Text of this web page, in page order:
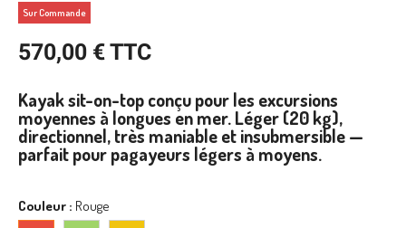
Sur Commande
570,00 € TTC
Kayak sit-on-top conçu pour les excursions
moyennes à longues en mer. Léger (20 kg),
directionnel, très maniable et insubmersible —
parfait pour pagayeurs légers à moyens.
Couleur : Rouge